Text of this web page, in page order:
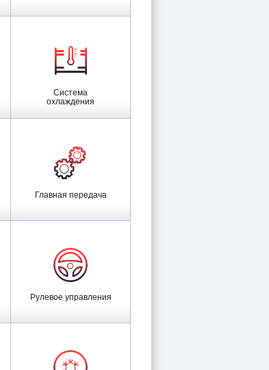
Система
охлаждения
Главная передача
Рулевое управления